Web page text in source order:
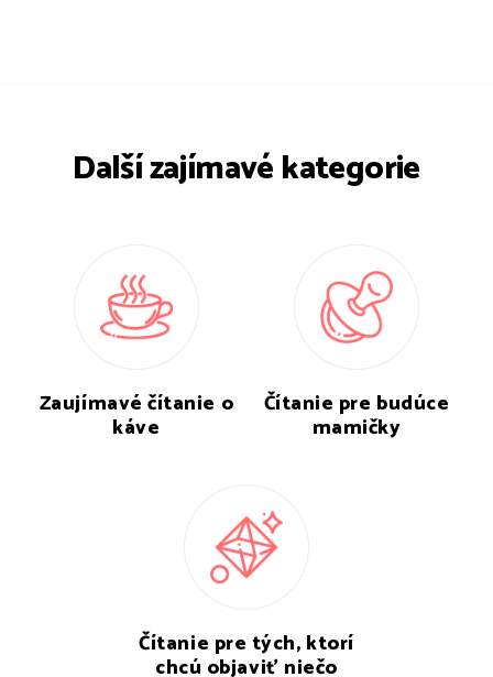
Další zajímavé kategorie
Zaujímavé čítanie o
káve
Čítanie pre budúce
mamičky
Čítanie pre tých, ktorí
chcú objaviť niečo